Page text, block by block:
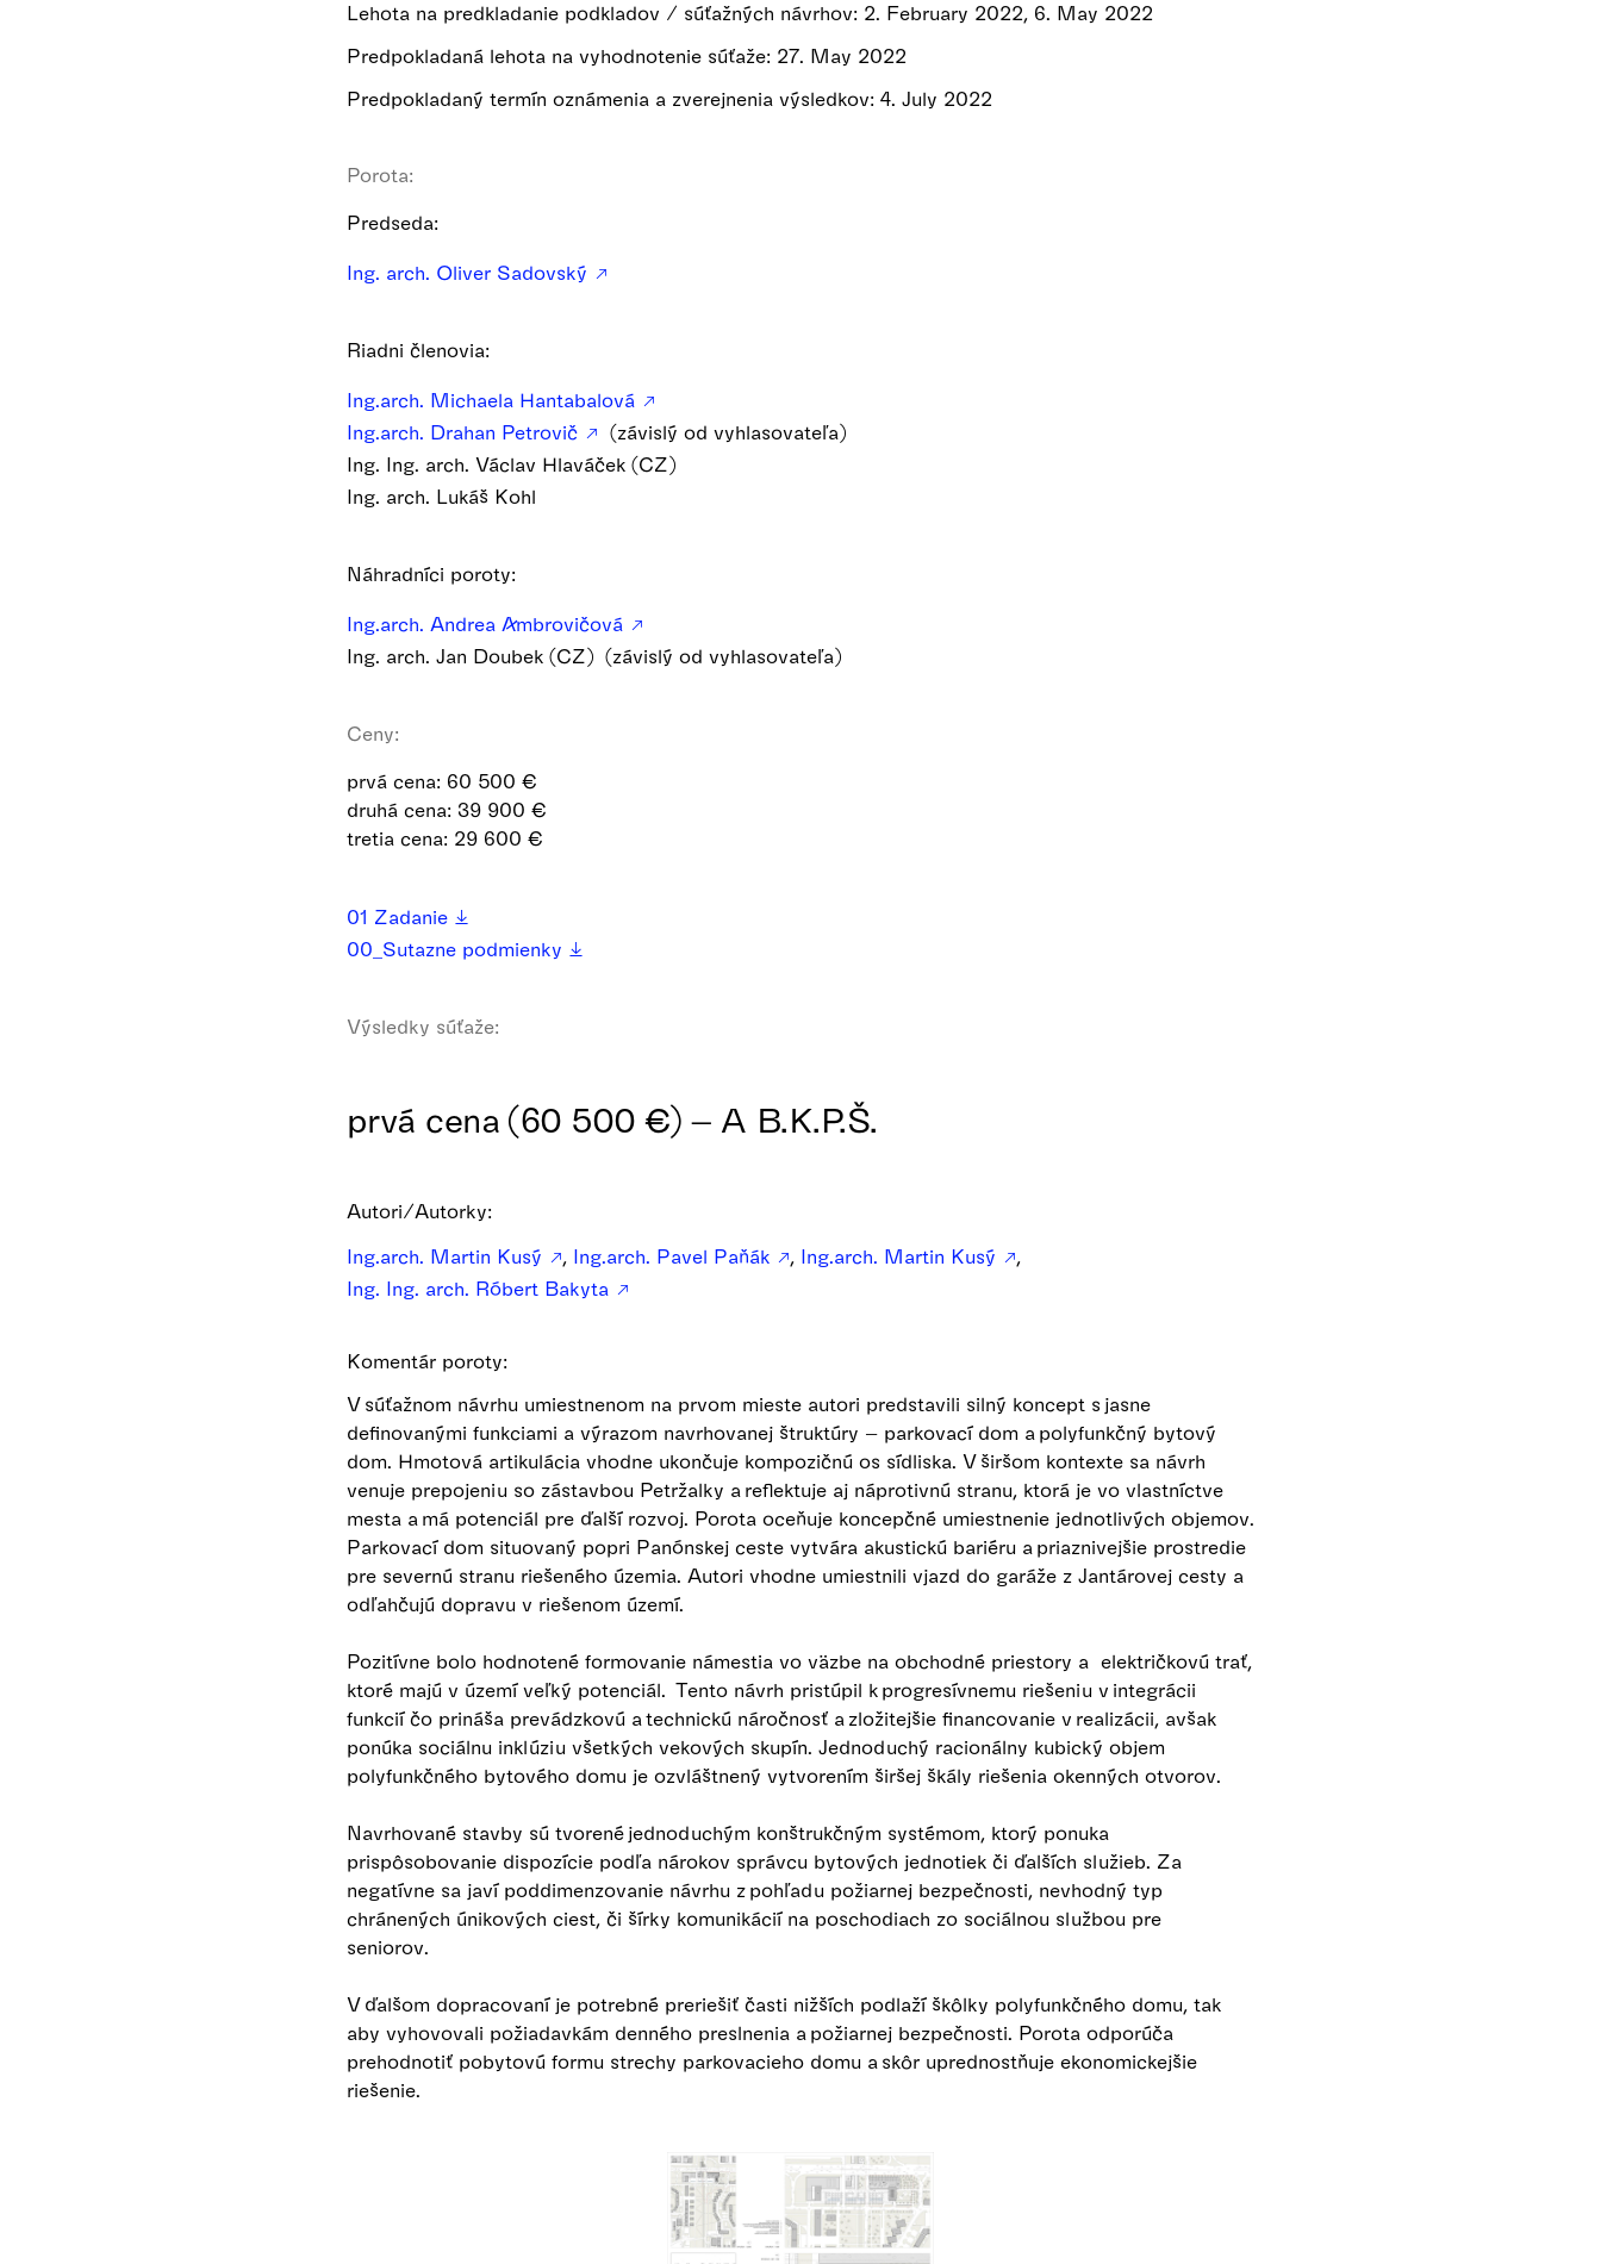
Lehota na predkladanie podkladov / súťažných návrhov: 2. February 2022, 6. May 2022
Predpokladaná lehota na vyhodnotenie súťaže: 27. May 2022
Predpokladaný termín oznámenia a zverejnenia výsledkov: 4. July 2022
Porota:
Predseda:
Ing. arch. Oliver Sadovský
Riadni členovia:
Ing.arch. Michaela Hantabalová
Ing.arch. Drahan Petrovič
(závislý od vyhlasovateľa)
Ing. Ing. arch. Václav Hlaváček (CZ)
Ing. arch. Lukáš Kohl
Náhradníci poroty:
Ing.arch. Andrea Ambrovičová
Ing. arch. Jan Doubek (CZ) (závislý od vyhlasovateľa)
Ceny:
prvá cena: 60 500 €
druhá cena: 39 900 €
tretia cena: 29 600 €
01 Zadanie
00_Sutazne podmienky
Výsledky súťaže:
prvá cena (60 500 €) – A B.K.P.Š.
Autori/Autorky:
Ing.arch. Martin Kusý
, Ing.arch. Pavel Paňák , Ing.arch. Martin Kusý
,
Ing. Ing. arch. Róbert Bakyta
Komentár poroty:
V súťažnom návrhu umiestnenom na prvom mieste autori predstavili silný koncept s jasne
definovanými funkciami a výrazom navrhovanej štruktúry – parkovací dom a polyfunkčný bytový
dom. Hmotová artikulácia vhodne ukončuje kompozičnú os sídliska. V širšom kontexte sa návrh
venuje prepojeniu so zástavbou Petržalky a reflektuje aj náprotivnú stranu, ktorá je vo vlastníctve
mesta a má potenciál pre ďalší rozvoj. Porota oceňuje koncepčné umiestnenie jednotlivých objemov.
Parkovací dom situovaný popri Panónskej ceste vytvára akustickú bariéru a priaznivejšie prostredie
pre severnú stranu riešeného územia. Autori vhodne umiestnili vjazd do garáže z Jantárovej cesty a
odľahčujú dopravu v riešenom území.
Pozitívne bolo hodnotené formovanie námestia vo väzbe na obchodné priestory a električkovú trať,
ktoré majú v území veľký potenciál. Tento návrh pristúpil k progresívnemu riešeniu v integrácii
funkcií čo prináša prevádzkovú a technickú náročnosť a zložitejšie financovanie v realizácii, avšak
ponúka sociálnu inklúziu všetkých vekových skupín. Jednoduchý racionálny kubický objem
polyfunkčného bytového domu je ozvláštnený vytvorením širšej škály riešenia okenných otvorov.
Navrhované stavby sú tvorené jednoduchým konštrukčným systémom, ktorý ponuka
prispôsobovanie dispozície podľa nárokov správcu bytových jednotiek či ďalších služieb. Za
negatívne sa javí poddimenzovanie návrhu z pohľadu požiarnej bezpečnosti, nevhodný typ
chránených únikových ciest, či šírky komunikácií na poschodiach zo sociálnou službou pre
seniorov.
V ďalšom dopracovaní je potrebné preriešiť časti nižších podlaží škôlky polyfunkčného domu, tak
aby vyhovovali požiadavkám denného preslnenia a požiarnej bezpečnosti. Porota odporúča
prehodnotiť pobytovú formu strechy parkovacieho domu a skôr uprednostňuje ekonomickejšie
riešenie.